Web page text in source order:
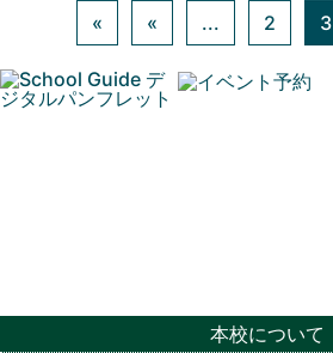
« « ... 2 3
本校について